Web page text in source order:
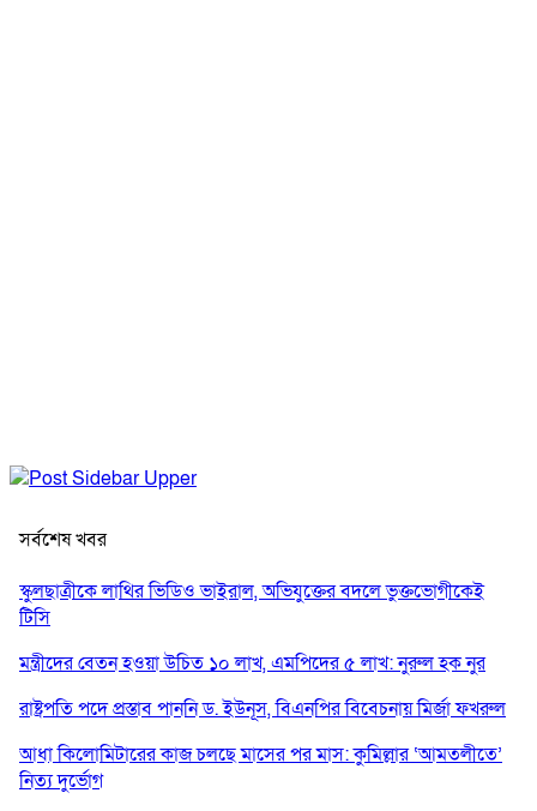
সর্বশেষ খবর
স্কুলছাত্রীকে লাথির ভিডিও ভাইরাল, অভিযুক্তের বদলে ভুক্তভোগীকেই
টিসি
মন্ত্রীদের বেতন হওয়া উচিত ১০ লাখ, এমপিদের ৫ লাখ: নুরুল হক নুর
রাষ্ট্রপতি পদে প্রস্তাব পাননি ড. ইউনূস, বিএনপির বিবেচনায় মির্জা ফখরুল
আধা কিলোমিটারের কাজ চলছে মাসের পর মাস: কুমিল্লার ‘আমতলীতে’
নিত্য দুর্ভোগ